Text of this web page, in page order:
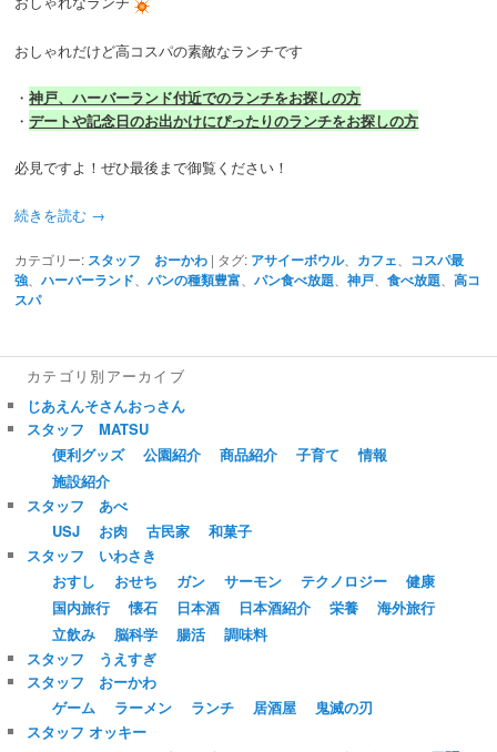
おしゃれだけど高コスパの素敵なランチです
・神戸、ハーバーランド付近でのランチをお探しの方
・デートや記念日のお出かけにぴったりのランチをお探しの方
必見ですよ！ぜひ最後まで御覧ください！
続きを読む →
カテゴリー: スタッフ おーかわ | タグ: アサイーボウル、 カフェ
コスパ最
強 、ハーバーランド 、パンの種類豊富 、パン食べ放題 、神戸 、食べ放題 、高コ
スパ
カテゴリ別アーカイブ
じあえんそさんおっさん
スタッフ MATSU
便利グッズ
公園紹介 商品紹介 子育て
情報
施設紹介
スタッフ あべ
USJ
お肉 古民家
和菓子
スタッフ いわさき
おすし
おせち ガン サーモン テクノロジー
健康
国内旅行
懐石 日本酒 日本酒紹介 栄養
海外旅行
立飲み
脳科学 腸活
調味料
スタッフ うえすぎ
スタッフ おーかわ
ゲーム
ラーメン ランチ 居酒屋
鬼滅の刃
スタッフ オッキー